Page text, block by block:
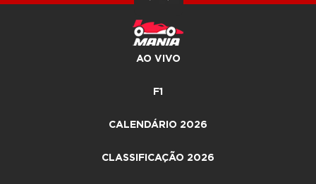
AO VIVO
F1
CALENDÁRIO 2026
CLASSIFICAÇÃO 2026